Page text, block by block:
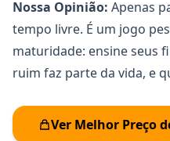
Nossa Opinião: Apenas
tempo livre. É um jogo
maturidade: ensine seus
ruim faz parte da vida, e
Ver Melhor Preço